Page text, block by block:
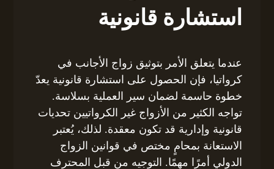
استشارة قانونية
عندما يتعلق الأمر بتوثيق زواج الأجانب في
كرواتيا، فإن الحصول على استشارة قانونية يعدّ
خطوة حاسمة لضمان سير العملية بسلاسة.
تواجه الكثير من الأزواج غير الكرواتيين تحديات
قانونية وإدارية قد تكون معقدة. لذلك، يُعتبر
الاستعانة بمحامٍ مختص في قوانين الزواج
الدولي أمرًا مهمًا. التوجيه من قبل المحترف